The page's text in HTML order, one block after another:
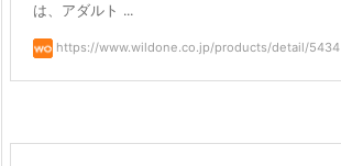
は、アダルト ...
https://www.wildone.co.jp/products/detail/5434